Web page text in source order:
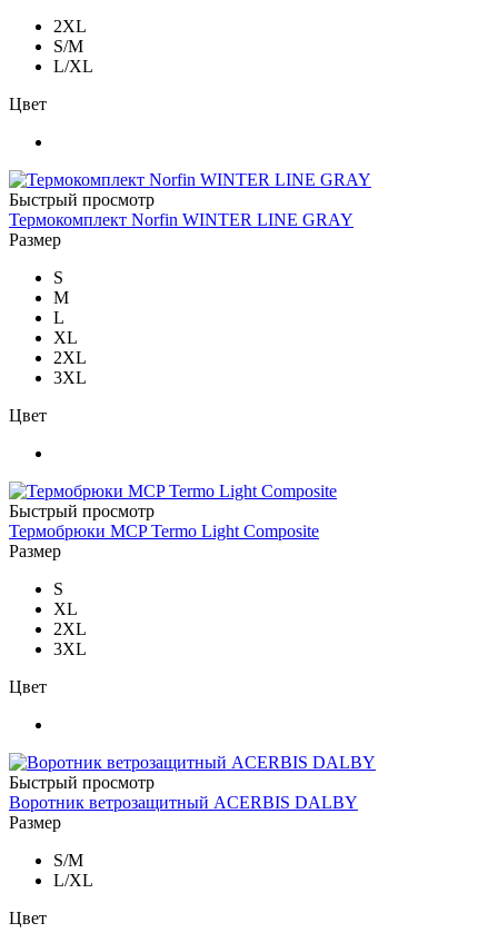
2XL
S/M
L/XL
Цвет
Быстрый просмотр
Термокомплект Norfin WINTER LINE GRAY
Размер
S
M
L
XL
2XL
3XL
Цвет
Быстрый просмотр
Термобрюки MCP Termo Light Composite
Размер
S
XL
2XL
3XL
Цвет
Быстрый просмотр
Воротник ветрозащитный ACERBIS DALBY
Размер
S/M
L/XL
Цвет